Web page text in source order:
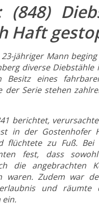
(848)
Haft
jähriger Mann
diverse
Besitz eines
der Serie stehen
berichtet,
in der Gostenhofer
flüchtete zu Fuß. Bei
fest, dass
die angebrachten
waren. Zudem war
und räumte
ein.